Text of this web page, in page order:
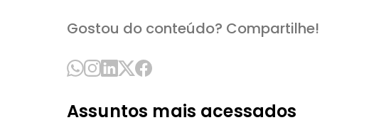
Gostou do conteúdo? Compartilhe!
Assuntos mais acessados